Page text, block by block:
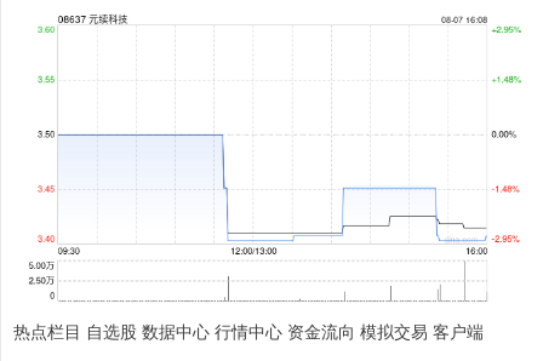
热点栏目 自选股 数据中心 行情中心 资金流向 模拟交易 客户端